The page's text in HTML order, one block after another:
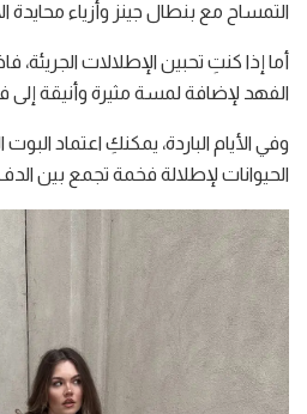
التمساح مع بنطال جينز وأزياء محايدة
أما إذا كنتِ تحبين الإطلالات الجريئة،
الفهد لإضافة لمسة مثيرة وأنيقة
وفي الأيام الباردة، يمكنكِ اعتماد
الحيوانات لإطلالة فخمة تجمع بين